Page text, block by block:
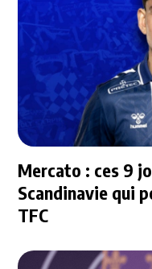
Mercato : ces 9
Scandinavie qui
TFC